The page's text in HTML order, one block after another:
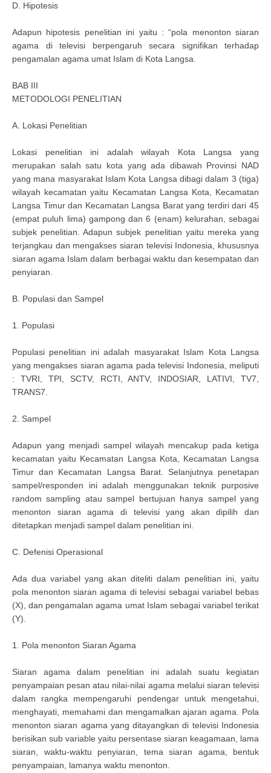
D. Hipotesis
Adapun hipotesis penelitian ini yaitu : “pola menonton siaran
agama di televisi berpengaruh secara signifikan terhadap
pengamalan agama umat Islam di Kota Langsa.
BAB III
METODOLOGI PENELITIAN
A. Lokasi Penelitian
Lokasi penelitian ini adalah wilayah Kota Langsa yang
merupakan salah satu kota yang ada dibawah Provinsi NAD
yang mana masyarakat Islam Kota Langsa dibagi dalam 3 (tiga)
wilayah kecamatan yaitu Kecamatan Langsa Kota, Kecamatan
Langsa Timur dan Kecamatan Langsa Barat yang terdiri dari 45
(empat puluh lima) gampong dan 6 (enam) kelurahan, sebagai
subjek penelitian. Adapun subjek penelitian yaitu mereka yang
terjangkau dan mengakses siaran televisi Indonesia, khususnya
siaran agama Islam dalam berbagai waktu dan kesempatan dan
penyiaran.
B. Populasi dan Sampel
1. Populasi
Populasi penelitian ini adalah masyarakat Islam Kota Langsa
yang mengakses siaran agama pada televisi Indonesia, meliputi
: TVRI, TPI, SCTV, RCTI, ANTV, INDOSIAR, LATIVI, TV7,
TRANS7.
2. Sampel
Adapun yang menjadi sampel wilayah mencakup pada ketiga
kecamatan yaitu Kecamatan Langsa Kota, Kecamatan Langsa
Timur dan Kecamatan Langsa Barat. Selanjutnya penetapan
sampel/responden ini adalah menggunakan teknik purposive
random sampling atau sampel bertujuan hanya sampel yang
menonton siaran agama di televisi yang akan dipilih dan
ditetapkan menjadi sampel dalam penelitian ini.
C. Defenisi Operasional
Ada dua variabel yang akan diteliti dalam penelitian ini, yaitu
pola menonton siaran agama di televisi sebagai variabel bebas
(X), dan pengamalan agama umat Islam sebagai variabel terikat
(Y).
1. Pola menonton Siaran Agama
Siaran agama dalam penelitian ini adalah suatu kegiatan
penyampaian pesan atau nilai-nilai agama melalui siaran televisi
dalam rangka mempengaruhi pendengar untuk mengetahui,
menghayati, memahami dan mengamalkan ajaran agama. Pola
menonton siaran agama yang ditayangkan di televisi Indonesia
berisikan sub variable yaitu persentase siaran keagamaan, lama
siaran, waktu-waktu penyiaran, tema siaran agama, bentuk
penyampaian, lamanya waktu menonton.